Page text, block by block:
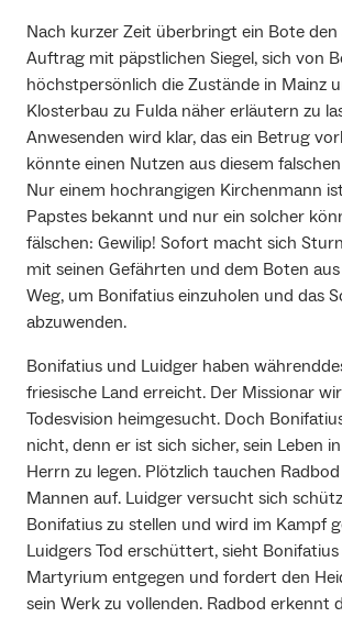
Nach kurzer Zeit überbringt ein Bote
Auftrag mit päpstlichen Siegel, sich von
höchstpersönlich die Zustände in Mainz
Klosterbau zu Fulda näher erläutern zu
Anwesenden wird klar, das ein Betrug
könnte einen Nutzen aus diesem
Nur einem hochrangigen Kirchenmann
Papstes bekannt und nur ein solcher
fälschen: Gewilip! Sofort macht sich
mit seinen Gefährten und dem Boten
Weg, um Bonifatius einzuholen und das
abzuwenden.
Bonifatius und Luidger haben
friesische Land erreicht. Der Missionar
Todesvision heimgesucht. Doch
nicht, denn er ist sich sicher, sein Leben
Herrn zu legen. Plötzlich tauchen
Mannen auf. Luidger versucht sich
Bonifatius zu stellen und wird im Kampf
Luidgers Tod erschüttert, sieht Bonifatius
Martyrium entgegen und fordert den
sein Werk zu vollenden. Radbod erkennt